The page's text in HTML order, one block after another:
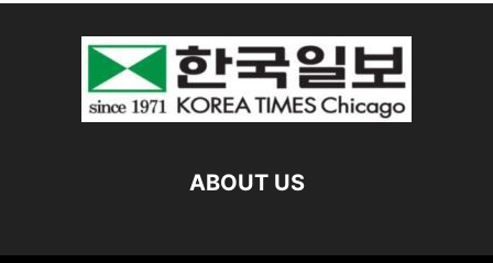
ABOUT US